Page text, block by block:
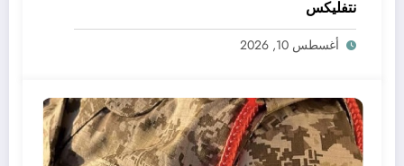
نتفليكس
أغسطس 10, 2026